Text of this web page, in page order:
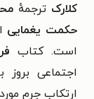
کلارک ترجمهٔ
حکمت یغمایی
است. کتاب
اجتماعی
ارتکاب جرم